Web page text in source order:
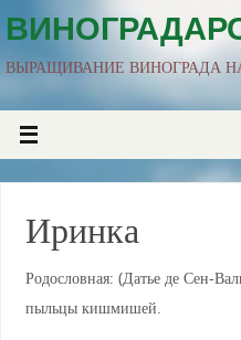
ВЫРАЩИВАНИЕ ВИНОГРАДА
Иринка
Родословная: (Датье де Сен-
пыльцы кишмишей.